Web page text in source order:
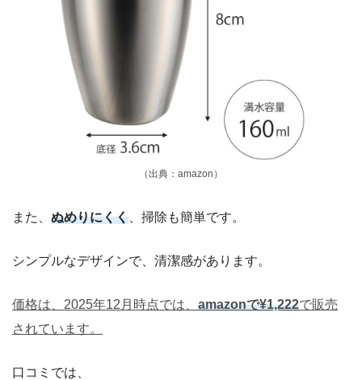
（出典：amazon）
また、 ぬめりにくく 、掃除も簡単です。
シンプルなデザインで、清潔感があります。
価格は、2025年12月時点では、 amazonで¥1,222で販売
されています。
口コミでは、